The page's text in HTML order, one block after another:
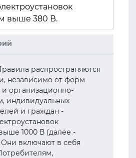
выше 380 В.
распространяются
независимо от форм
и организационно-
индивидуальных
и граждан -
1000 В (далее -
включают в себя